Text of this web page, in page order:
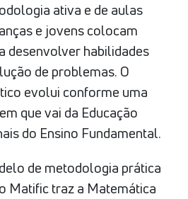
ativa e de aulas
e jovens colocam
desenvolver habilidades
de problemas. O
evolui conforme uma
que vai da Educação
do Ensino Fundamental.
de metodologia prática
Matific traz a Matemática